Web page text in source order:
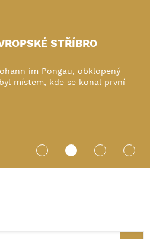
STŘÍBRO
im Pongau, obklopený
místem, kde se konal první